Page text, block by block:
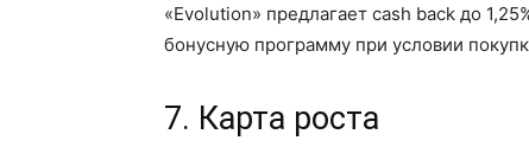
«Evolution» предлагает cash back до
бонусную программу при условии
7. Карта роста